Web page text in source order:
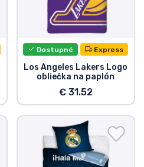
Dostupné Express
Los Angeles Lakers Logo
obliečka na paplón
€ 31.52